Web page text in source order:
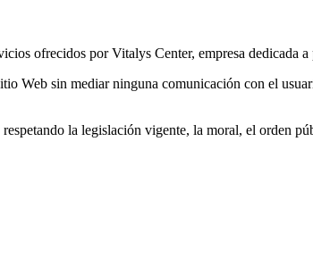
ofrecidos por Vitalys Center, empresa dedicada
Web sin mediar ninguna comunicación con el
la legislación vigente, la moral, el orden